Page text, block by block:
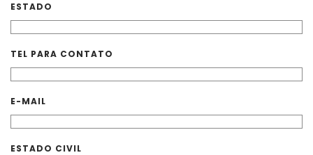
ESTADO
TEL PARA CONTATO
E-MAIL
ESTADO CIVIL